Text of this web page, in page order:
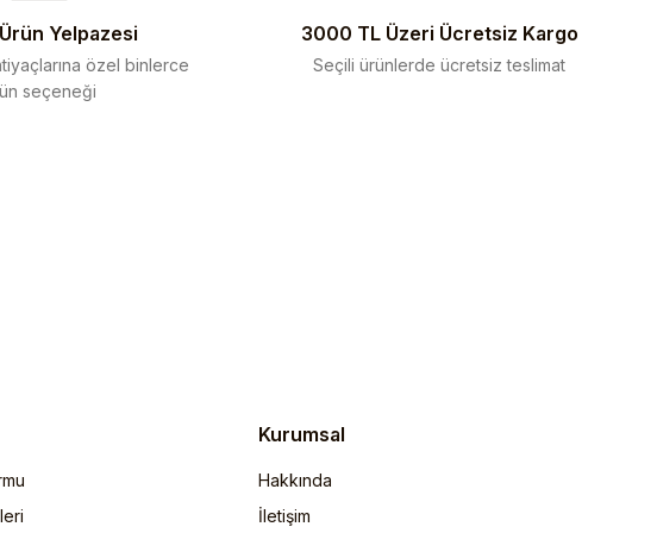
Yelpazesi
özel binlerce
seçeneği
3000 TL Üzeri Ücretsiz Kargo
Seçili ürünlerde ücretsiz teslimat
Kurumsal
Hakkında
İletişim